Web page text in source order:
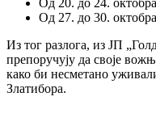
Од 27. до 30. октобра
Из тог разлога, из ЈП
препоручују да своје
како би несметано
Златибора.